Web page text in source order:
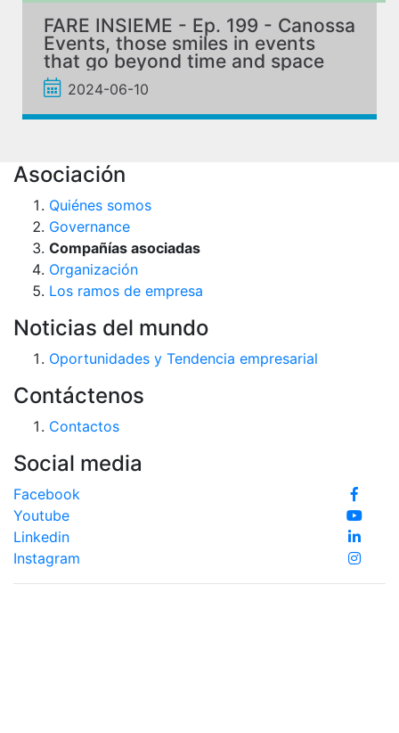
FARE INSIEME - Ep. 199 - Canossa
Events, those smiles in events
that go beyond time and space
2024-06-10
Asociación
Quiénes somos
Governance
Compañías asociadas
Organización
Los ramos de empresa
Noticias del mundo
Oportunidades y Tendencia empresarial
Contáctenos
Contactos
Social media
Facebook
Youtube
Linkedin
Instagram